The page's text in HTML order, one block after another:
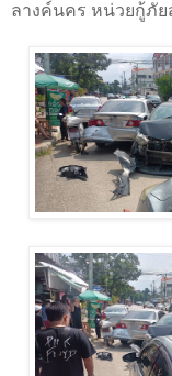
ลางค์นคร หน่วยกู้ภัย